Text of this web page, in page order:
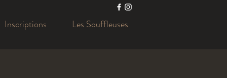
Inscriptions Les Souffleuses